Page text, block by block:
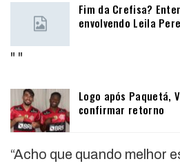
Fim da Crefisa?
envolvendo Leila
" "
Logo após Paquetá,
confirmar retorno
“Acho que quando melhor